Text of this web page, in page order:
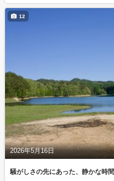
2026年5月16日
12
騒がしさの先にあった、静かな時間